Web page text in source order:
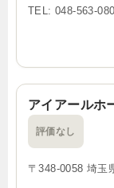
TEL: 048-563-
アイアールホ
評価なし
〒348-0058 埼玉